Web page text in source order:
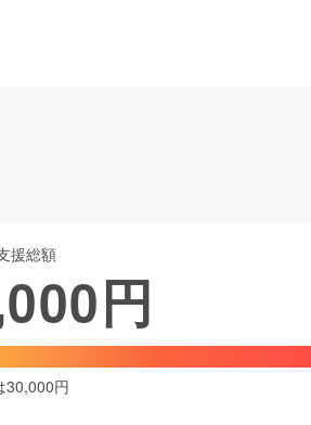
ファッション
援総額
円
30,000円